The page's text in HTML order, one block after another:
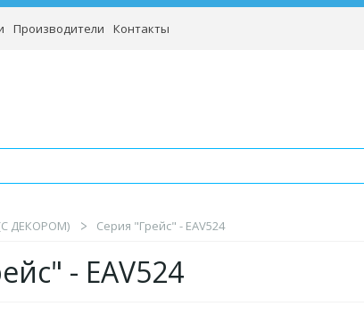
Производители Контакты
(С ДЕКОРОМ) Серия "Грейс" - EAV524
- EAV524